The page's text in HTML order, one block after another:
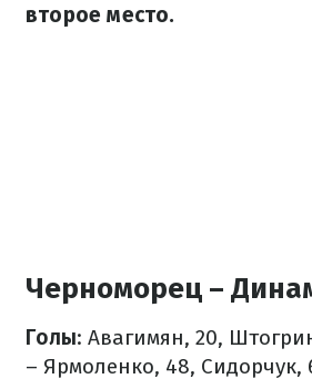
второе место.
Черноморец –
Голы: Авагимян, 20,
– Ярмоленко, 48, Сидорчук,